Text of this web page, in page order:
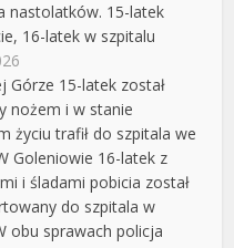
nastolatków. 15-latek
16-latek w szpitalu
Górze 15-latek został
nożem i w stanie
życiu trafił do szpitala we
Goleniowie 16-latek z
i śladami pobicia został
do szpitala w
obu sprawach policja